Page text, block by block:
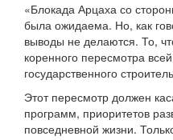
«Блокада Арцаха со
была ожидаема. Но, как
выводы не делаются. То,
коренного пересмотра
государственного
Этот пересмотр должен
программ, приоритетов
повседневной жизни.